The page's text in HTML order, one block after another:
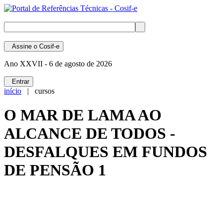
Assine o Cosif-e
Ano XXVII - 6 de agosto de 2026
Entrar
início | cursos
O MAR DE LAMA AO
ALCANCE DE TODOS -
DESFALQUES EM FUNDOS
DE PENSÃO 1